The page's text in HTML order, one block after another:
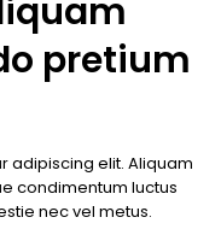
pretium
adipiscing elit. Aliquam
condimentum luctus
nec vel metus.